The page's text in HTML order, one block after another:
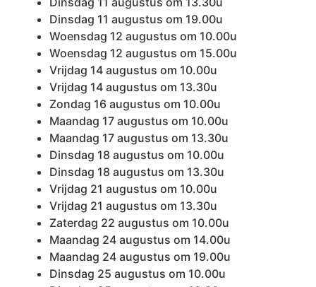
Dinsdag 11 augustus om 19.00u
Woensdag 12 augustus om 10.00u
Woensdag 12 augustus om 15.00u
Vrijdag 14 augustus om 10.00u
Vrijdag 14 augustus om 13.30u
Zondag 16 augustus om 10.00u
Maandag 17 augustus om 10.00u
Maandag 17 augustus om 13.30u
Dinsdag 18 augustus om 10.00u
Dinsdag 18 augustus om 13.30u
Vrijdag 21 augustus om 10.00u
Vrijdag 21 augustus om 13.30u
Zaterdag 22 augustus om 10.00u
Maandag 24 augustus om 14.00u
Maandag 24 augustus om 19.00u
Dinsdag 25 augustus om 10.00u